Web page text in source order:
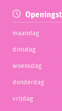
maandag
dinsdag
woensdag
donderdag
vrijdag